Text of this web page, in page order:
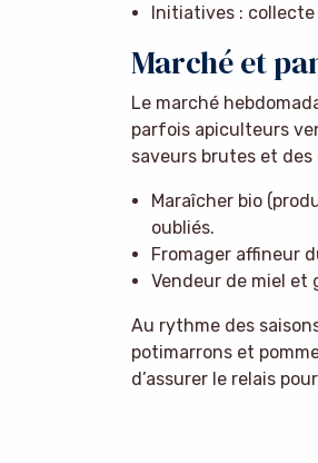
Initiatives :
Marché et
Le marché
parfois apiculteurs
saveurs brutes et des
Maraîcher bio
oubliés.
Fromager affineur
Vendeur de miel et
Au rythme des
potimarrons et
d’assurer le relais